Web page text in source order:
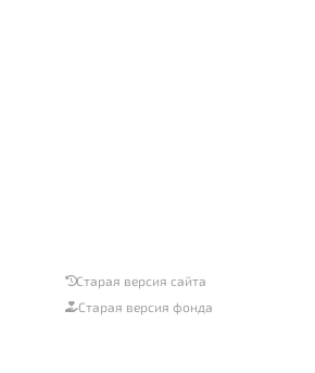
Старая версия сайта
Старая версия фонда